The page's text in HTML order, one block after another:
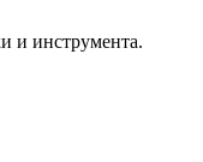
и инструмента.